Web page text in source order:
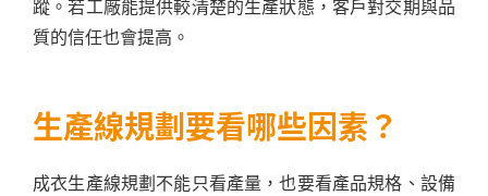
蹤。若工廠能提供較清楚的生產狀態，客戶對交期與品
質的信任也會提高。
生產線規劃要看哪些因素？
成衣生產線規劃不能只看產量，也要看產品規格、設備